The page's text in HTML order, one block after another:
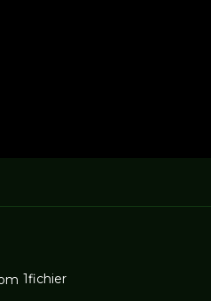
1fichier